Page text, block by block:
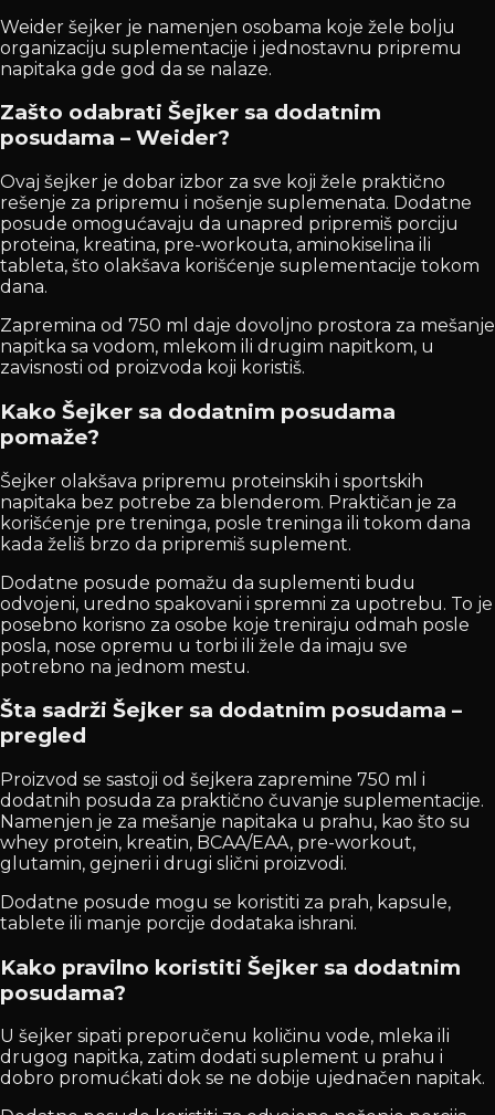
Weider šejker je namenjen osobama koje žele bolju
organizaciju suplementacije i jednostavnu pripremu
napitaka gde god da se nalaze.
Zašto odabrati Šejker sa dodatnim
posudama – Weider?
Ovaj šejker je dobar izbor za sve koji žele praktično
rešenje za pripremu i nošenje suplemenata. Dodatne
posude omogućavaju da unapred pripremiš porciju
proteina, kreatina, pre-workouta, aminokiselina ili
tableta, što olakšava korišćenje suplementacije tokom
dana.
Zapremina od 750 ml daje dovoljno prostora za mešanje
napitka sa vodom, mlekom ili drugim napitkom, u
zavisnosti od proizvoda koji koristiš.
Kako Šejker sa dodatnim posudama
pomaže?
Šejker olakšava pripremu proteinskih i sportskih
napitaka bez potrebe za blenderom. Praktičan je za
korišćenje pre treninga, posle treninga ili tokom dana
kada želiš brzo da pripremiš suplement.
Dodatne posude pomažu da suplementi budu
odvojeni, uredno spakovani i spremni za upotrebu. To je
posebno korisno za osobe koje treniraju odmah posle
posla, nose opremu u torbi ili žele da imaju sve
potrebno na jednom mestu.
Šta sadrži Šejker sa dodatnim posudama –
pregled
Proizvod se sastoji od šejkera zapremine 750 ml i
dodatnih posuda za praktično čuvanje suplementacije.
Namenjen je za mešanje napitaka u prahu, kao što su
whey protein, kreatin, BCAA/EAA, pre-workout,
glutamin, gejneri i drugi slični proizvodi.
Dodatne posude mogu se koristiti za prah, kapsule,
tablete ili manje porcije dodataka ishrani.
Kako pravilno koristiti Šejker sa dodatnim
posudama?
U šejker sipati preporučenu količinu vode, mleka ili
drugog napitka, zatim dodati suplement u prahu i
dobro promućkati dok se ne dobije ujednačen napitak.